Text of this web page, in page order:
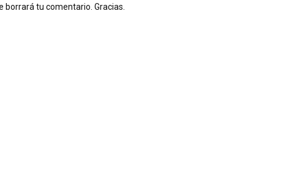
borrará tu comentario. Gracias.